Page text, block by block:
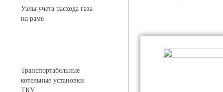
Узлы учета расхода газа
на раме
Транспортабельные
котельные установки
ТКУ